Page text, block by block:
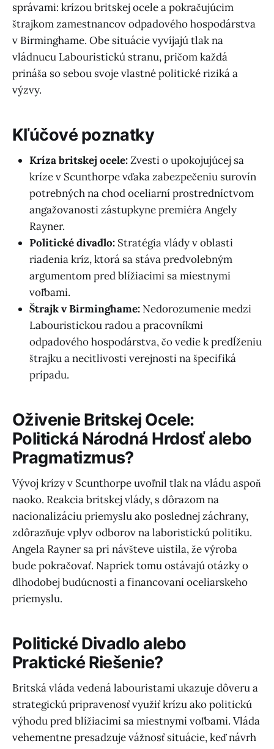
správami: krízou britskej ocele a pokračujúcim
štrajkom zamestnancov odpadového hospodárstva
v Birminghame. Obe situácie vyvíjajú tlak na
vládnucu Labouristickú stranu, pričom každá
prináša so sebou svoje vlastné politické riziká a
výzvy.
Kľúčové poznatky
Kríza britskej ocele:Zvesti o upokojujúcej sa
kríze v Scunthorpe vďaka zabezpečeniu surovín
potrebných na chod oceliarní prostredníctvom
angažovanosti zástupkyne premiéra Angely
Rayner.
Politické divadlo: Stratégia vlády v oblasti
riadenia kríz, ktorá sa stáva predvolebným
argumentom pred blížiacimi sa miestnymi
voľbami.
Štrajk v Birminghame: Nedorozumenie medzi
Labouristickou radou a pracovníkmi
odpadového hospodárstva, čo vedie k predĺženiu
štrajku a necitlivosti verejnosti na špecifiká
prípadu.
Oživenie Britskej Ocele:
Politická Národná Hrdosť alebo
Pragmatizmus?
Vývoj krízy v Scunthorpe uvoľnil tlak na vládu aspoň
naoko. Reakcia britskej vlády, s dôrazom na
nacionalizáciu priemyslu ako poslednej záchrany,
zdôrazňuje vplyv odborov na laboristickú politiku.
Angela Rayner sa pri návšteve uistila, že výroba
bude pokračovať. Napriek tomu ostávajú otázky o
dlhodobej budúcnosti a financovaní oceliarskeho
priemyslu.
Politické Divadlo alebo
Praktické Riešenie?
Britská vláda vedená labouristami ukazuje dôveru a
strategickú pripravenosť využiť krízu ako politickú
výhodu pred blížiacimi sa miestnymi voľbami. Vláda
vehementne presadzuje vážnosť situácie, keď návrh